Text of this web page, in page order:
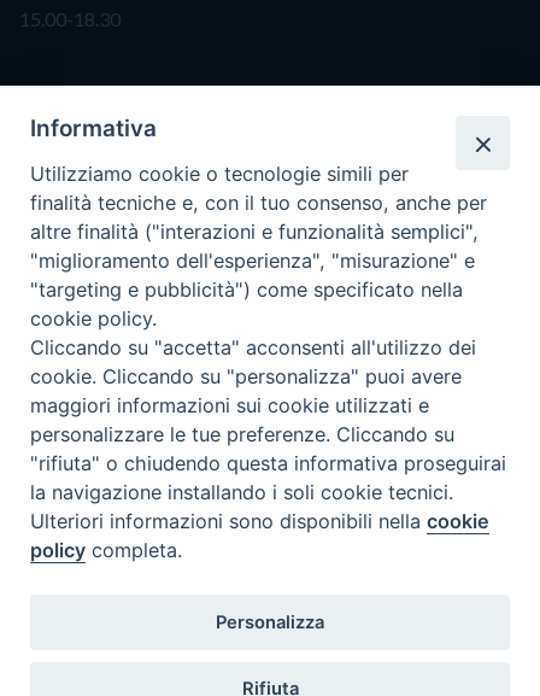
Istituto Superiore di Scienze Religiose
"Mons. Vincenzo Zoccali"
Via Pio XI, 236 - 89133 Reggio Calabria
Tel. 0965593575
Fax 0965597484
15.00-18.30
Informativa
Utilizziamo cookie o tecnologie simili per
finalità tecniche e, con il tuo consenso, anche per
altre finalità ("interazioni e funzionalità semplici",
"miglioramento dell'esperienza", "misurazione" e
"targeting e pubblicità") come specificato nella
cookie policy.
Cliccando su "accetta" acconsenti all'utilizzo dei
cookie. Cliccando su "personalizza" puoi avere
maggiori informazioni sui cookie utilizzati e
personalizzare le tue preferenze. Cliccando su
"rifiuta" o chiudendo questa informativa proseguirai
la navigazione installando i soli cookie tecnici.
Ulteriori informazioni sono disponibili nellacookie
policy completa.
Personalizza
Rifiuta